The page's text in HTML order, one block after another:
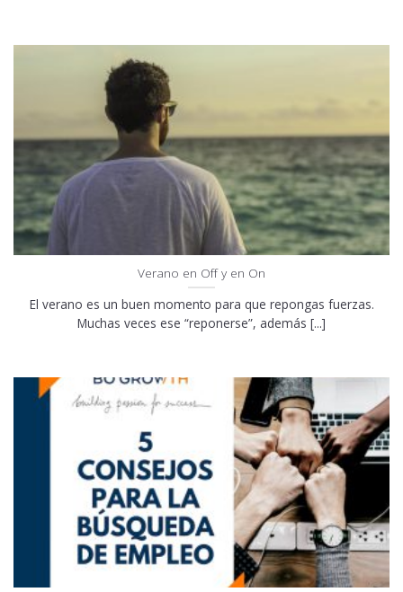
Verano en Off y en On
El verano es un buen momento para que repongas fuerzas.
Muchas veces ese “reponerse”, además [...]